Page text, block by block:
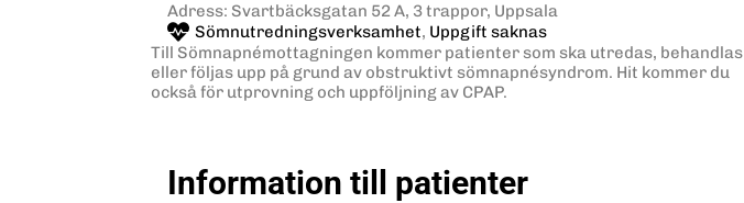
Adress: Svartbäcksgatan 52 A, 3 trappor, Uppsala
Sömnutredningsverksamhet, Uppgift saknas
Till Sömnapnémottagningen kommer patienter som ska utredas, behandlas
eller följas upp på grund av obstruktivt sömnapnésyndrom. Hit kommer du
också för utprovning och uppföljning av CPAP.
Information till patienter